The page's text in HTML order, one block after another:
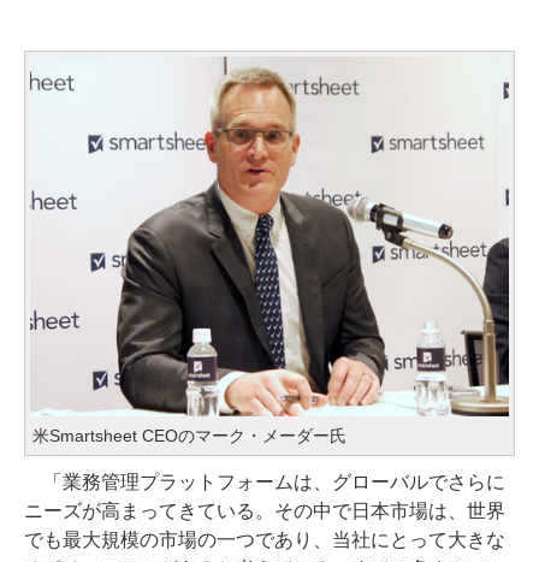
米Smartsheet CEOのマーク・メーダー氏
「業務管理プラットフォームは、グローバルでさらに
ニーズが高まってきている。その中で日本市場は、世界
でも最大規模の市場の一つであり、当社にとって大きな